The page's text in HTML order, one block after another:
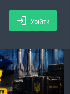
login Увійти